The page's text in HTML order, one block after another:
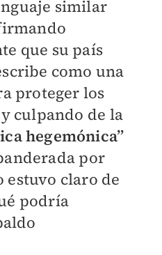
similar
que su país
como una
proteger los
culpando de la
hegemónica”
por
estuvo claro de
podría